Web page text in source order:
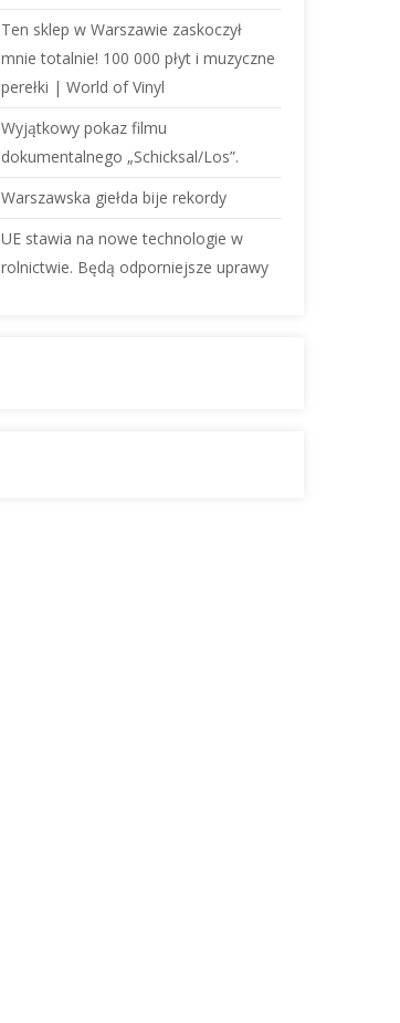
Ten sklep w Warszawie zaskoczył
mnie totalnie! 100 000 płyt i muzyczne
perełki | World of Vinyl
Wyjątkowy pokaz filmu
dokumentalnego „Schicksal/Los”.
Warszawska giełda bije rekordy
UE stawia na nowe technologie w
rolnictwie. Będą odporniejsze uprawy